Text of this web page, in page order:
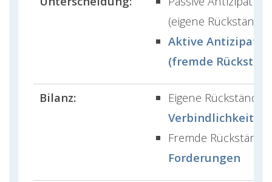
(eigene Rückstände)
Aktive
(fremde
Bilanz:
Eigene Rückstände
Verbindlichkeiten
Fremde
Forderungen